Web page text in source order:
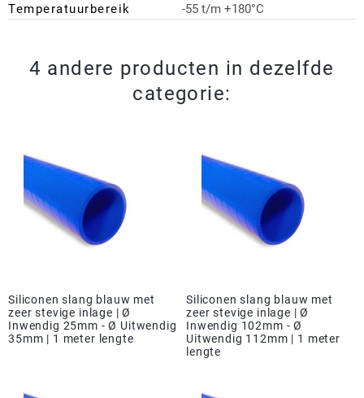
Temperatuurbereik
-55 t/m +180°C
4 andere producten in dezelfde
categorie:
Siliconen slang blauw met
zeer stevige inlage | Ø
Inwendig 25mm - Ø Uitwendig
35mm | 1 meter lengte
Siliconen slang blauw met
zeer stevige inlage | Ø
Inwendig 102mm - Ø
Uitwendig 112mm | 1 meter
lengte